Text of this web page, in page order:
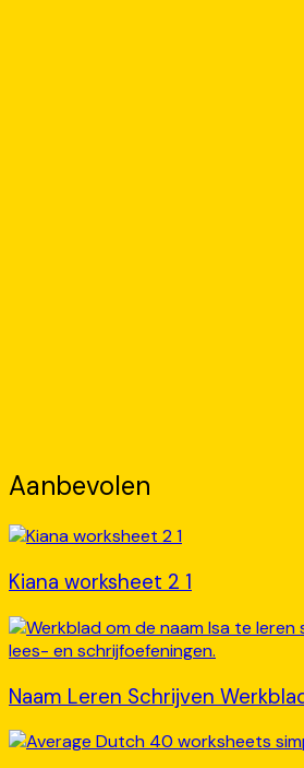
Aanbevolen
Kiana worksheet 2 1
Naam Leren Schrijven